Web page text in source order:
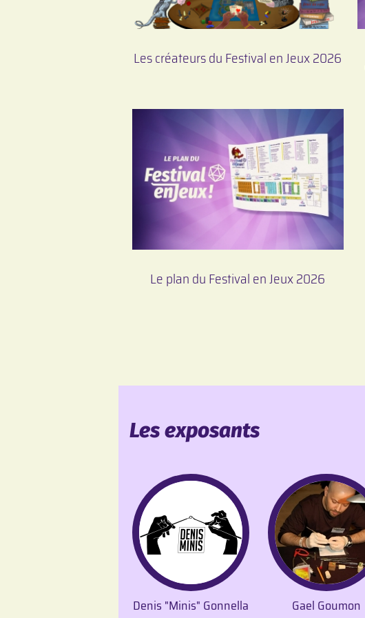
Les créateurs du Festival en Jeux 2026
Le plan du Festival en Jeux 2026
Les exposants
Denis "Minis" Gonnella Gael Goumon